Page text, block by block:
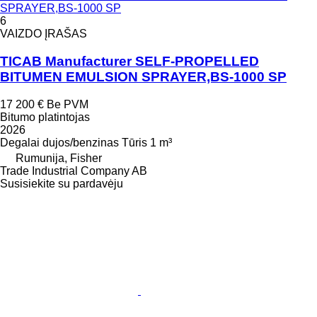
SPRAYER,BS-1000 SP
6
VAIZDO ĮRAŠAS
TICAB Manufacturer SELF-PROPELLED
BITUMEN EMULSION SPRAYER,BS-1000 SP
17 200 € Be PVM
Bitumo platintojas
2026
Degalai dujos/benzinas Tūris 1 m³
Rumunija, Fisher
Trade Industrial Company AB
Susisiekite su pardavėju